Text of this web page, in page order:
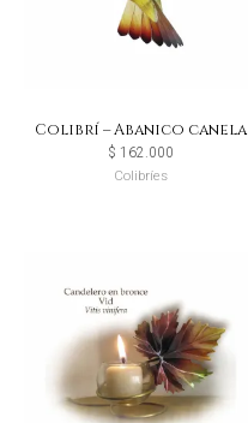
Colibrí – Abanico canela
$ 162.000
Colibríes